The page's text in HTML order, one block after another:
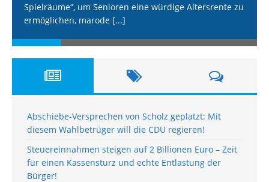
Spielräume“, um Senioren eine würdige Altersrente zu
ermöglichen, marode [...]
Abschiebe-Versprechen von Scholz geplatzt: Mit
diesem Wahlbetrüger will die CDU regieren!
Steuereinnahmen steigen auf 2 Billionen Euro – Zeit
für einen Kassensturz und echte Entlastung der
Bürger!